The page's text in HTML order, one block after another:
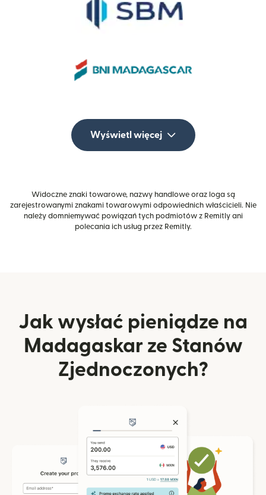
Wyświetl więcej
Widoczne znaki towarowe, nazwy handlowe oraz loga są
zarejestrowanymi znakami towarowymi odpowiednich właścicieli. Nie
należy domniemywać powiązań tych podmiotów z Remitly ani
polecania ich usług przez Remitly.
Jak wysłać pieniądze na
Madagaskar ze Stanów
Zjednoczonych?